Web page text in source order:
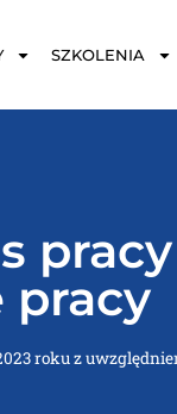
SZKOLENIA
pracy
roku z